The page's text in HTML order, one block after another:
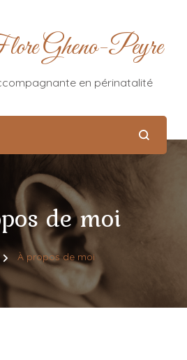
Gheno-Peyre
en périnatalité
de moi
À propos de moi